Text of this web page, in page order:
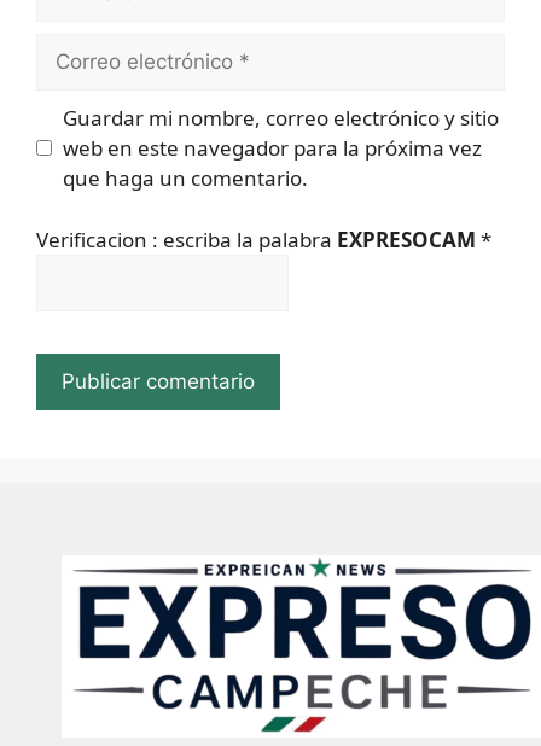
Correo
Guardar mi nombre, correo electrónico y sitio
web en este navegador para la próxima vez
que haga un comentario.
Verificacion : escriba la palabra EXPRESOCAM *